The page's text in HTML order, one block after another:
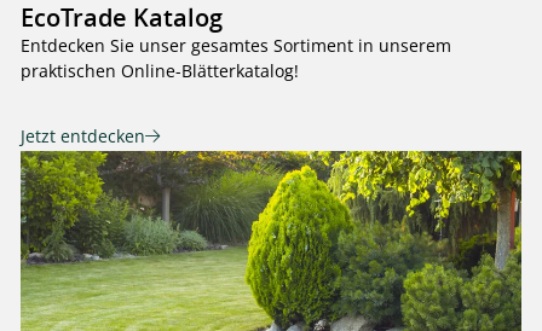
EcoTrade Katalog
Entdecken Sie unser gesamtes Sortiment in unserem
praktischen Online-Blätterkatalog!
Jetzt entdecken